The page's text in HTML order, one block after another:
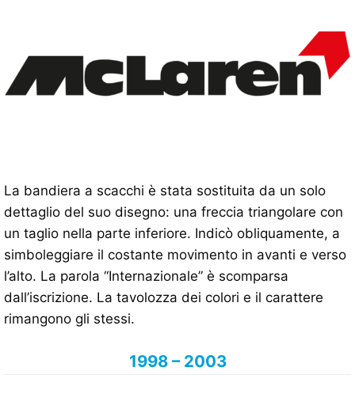
La bandiera a scacchi è stata sostituita da un solo
dettaglio del suo disegno: una freccia triangolare con
un taglio nella parte inferiore. Indicò obliquamente, a
simboleggiare il costante movimento in avanti e verso
l’alto. La parola “Internazionale” è scomparsa
dall’iscrizione. La tavolozza dei colori e il carattere
rimangono gli stessi.
1998 – 2003